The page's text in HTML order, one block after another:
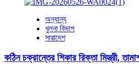
অন্যান্য
খুলনা বিভাগ
সারাদেশ
কঠিন চক্রান্তের শিকার রিক্তা মিস্ত্রী,